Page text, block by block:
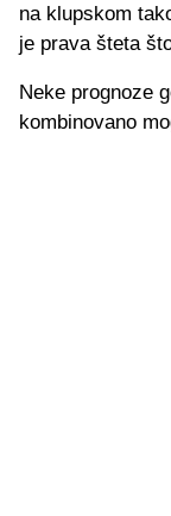
na klupskom
je prava šteta
Neke prognoze
kombinovano